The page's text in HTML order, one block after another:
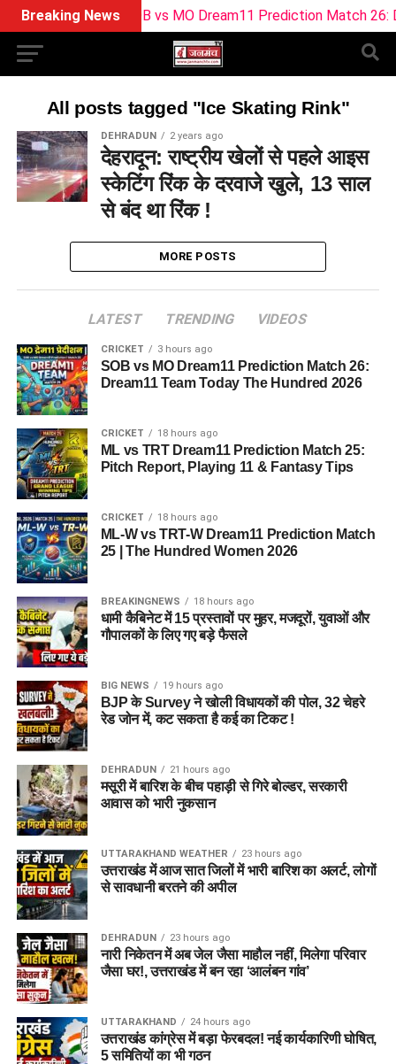
Breaking NewsSOB vs MO Dream11 Prediction Match 26:
All posts tagged "Ice Skating Rink"
DEHRADUN 2 years ago
देहरादून: राष्ट्रीय खेलों से पहले आइस
स्केटिंग रिंक के दरवाजे खुले, 13 साल
से बंद था रिंक !
MORE POSTS
LATEST TRENDING VIDEOS
CRICKET 3 hours ago
SOB vs MO Dream11 Prediction Match 26:
Dream11 Team Today The Hundred 2026
CRICKET 18 hours ago
ML vs TRT Dream11 Prediction Match 25:
Pitch Report, Playing 11 & Fantasy Tips
CRICKET 18 hours ago
ML-W vs TRT-W Dream11 Prediction Match
25 | The Hundred Women 2026
BREAKINGNEWS 18 hours ago
धामी कैबिनेट में 15 प्रस्तावों पर मुहर, मजदूरों, युवाओं और
गौपालकों के लिए गए बड़े फैसले
BIG NEWS 19 hours ago
BJP के Survey ने खोली विधायकों की पोल, 32 चेहरे
रेड जोन में, कट सकता है कई का टिकट !
DEHRADUN 21 hours ago
मसूरी में बारिश के बीच पहाड़ी से गिरे बोल्डर, सरकारी
आवास को भारी नुकसान
UTTARAKHAND WEATHER 23 hours ago
उत्तराखंड में आज सात जिलों में भारी बारिश का अलर्ट, लोगों
से सावधानी बरतने की अपील
DEHRADUN 23 hours ago
नारी निकेतन में अब जेल जैसा माहौल नहीं, मिलेगा परिवार
जैसा घर!, उत्तराखंड में बन रहा ‘आलंबन गांव’
UTTARAKHAND 24 hours ago
उत्तराखंड कांग्रेस में बड़ा फेरबदल! नई कार्यकारिणी घोषित,
5 समितियों का भी गठन